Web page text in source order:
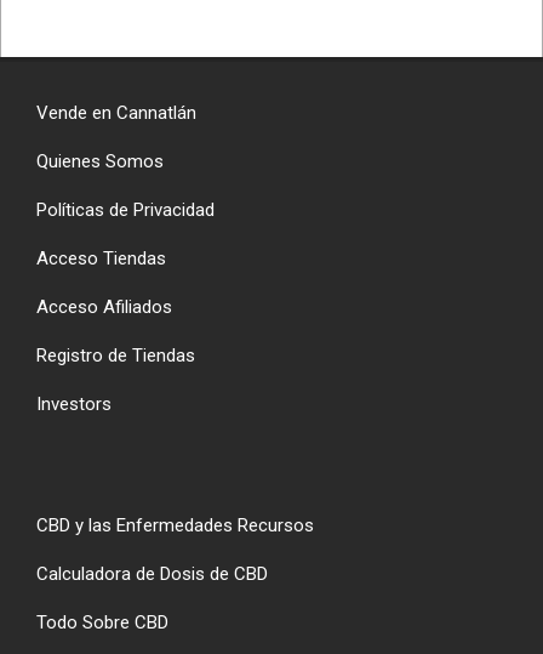
Vende en Cannatlán
Quienes Somos
Políticas de Privacidad
Acceso Tiendas
Acceso Afiliados
Registro de Tiendas
Investors
CBD y las Enfermedades Recursos
Calculadora de Dosis de CBD
Todo Sobre CBD